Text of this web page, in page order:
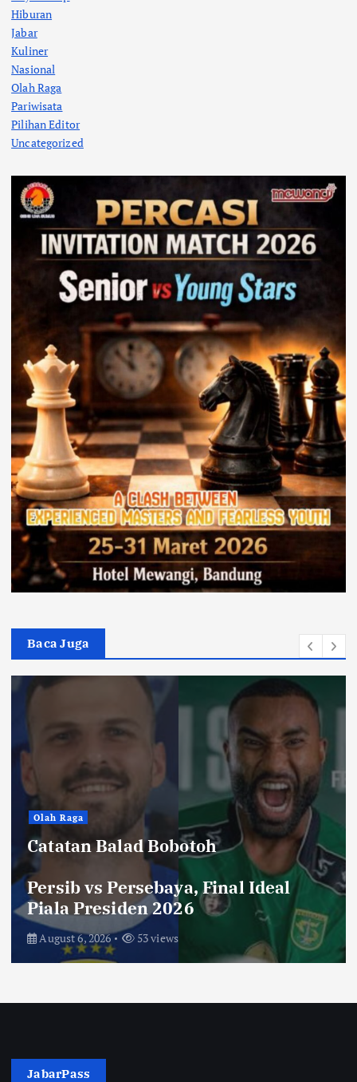
Hiburan
Jabar
Kuliner
Nasional
Olah Raga
Pariwisata
Pilihan Editor
Uncategorized
Baca Juga
Olah Raga
Catatan Balad Bobotoh
Persib vs Persebaya, Final Ideal
Piala Presiden 2026
August 6, 2026 53 views
JabarPass